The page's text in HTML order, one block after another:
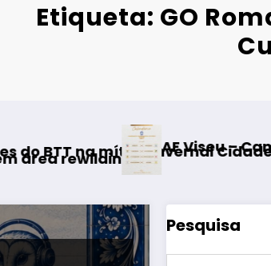
Etiqueta: GO
Invernal Cidade da Guarda
AF Viseu – Campeonato da
Pesquisa